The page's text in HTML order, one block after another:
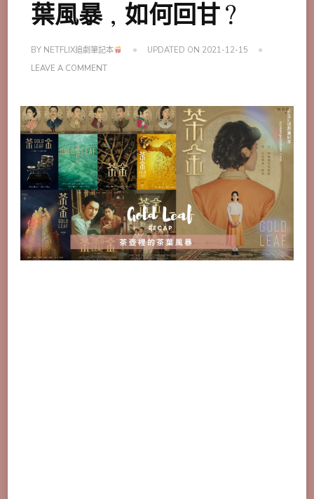
葉風暴，如何回甘？
BY NETFLIX追劇筆記本 UPDATED ON 2021-12-15
LEAVE A COMMENTON
金》
劇
情
(1~12
集)、
結
局：
茶
壺
裡
的
茶
葉
風